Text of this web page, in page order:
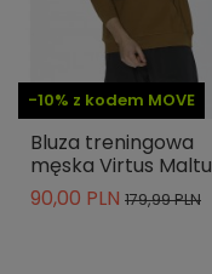
-10% z kodem MOVE
Bluza treningowa
męska Virtus Maltu
90,00 PLN 179,99 PLN